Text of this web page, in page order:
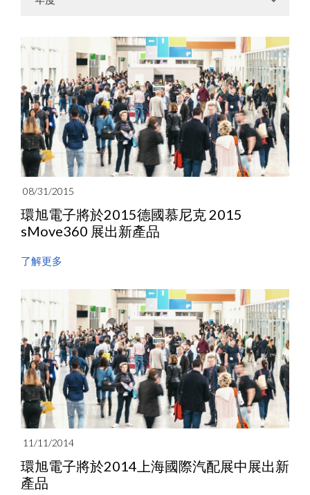
08/31/2015
環旭電子將於2015德國慕尼克 2015
sMove360 展出新產品
了解更多
11/11/2014
環旭電子將於2014上海國際汽配展中展出新
產品